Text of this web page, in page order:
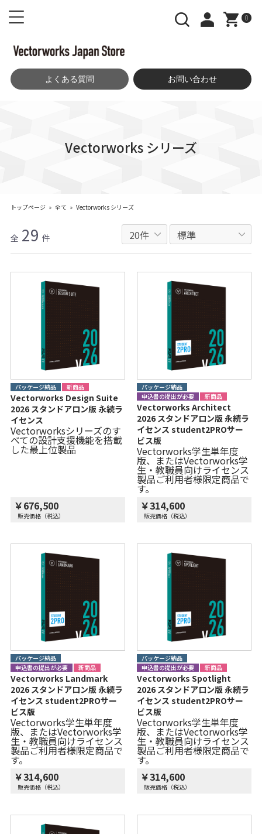
0
よくある質問 お問い合わせ
トップページ » 全て » Vectorworks シリーズ
Vectorworks シリーズ
全 29 件
パッケージ納品 新商品
Vectorworks Design Suite
2026 スタンドアロン版 永続ラ
イセンス
Vectorworksシリーズのす
べての設計支援機能を搭載
した最上位製品
￥676,500
販売価格（税込）
パッケージ納品
申込書の提出が必要
新商品
Vectorworks Architect
2026 スタンドアロン版 永続ラ
イセンス student2PROサー
ビス版
Vectorworks学生単年度
版、またはVectorworks学
生・教職員向けライセンス
製品ご利用者様限定商品で
す。
￥314,600
販売価格（税込）
パッケージ納品
申込書の提出が必要
新商品
Vectorworks Landmark
2026 スタンドアロン版 永続ラ
イセンス student2PROサー
ビス版
Vectorworks学生単年度
版、またはVectorworks学
生・教職員向けライセンス
製品ご利用者様限定商品で
す。
￥314,600
販売価格（税込）
パッケージ納品
申込書の提出が必要
新商品
Vectorworks Spotlight
2026 スタンドアロン版 永続ラ
イセンス student2PROサー
ビス版
Vectorworks学生単年度
版、またはVectorworks学
生・教職員向けライセンス
製品ご利用者様限定商品で
す。
￥314,600
販売価格（税込）